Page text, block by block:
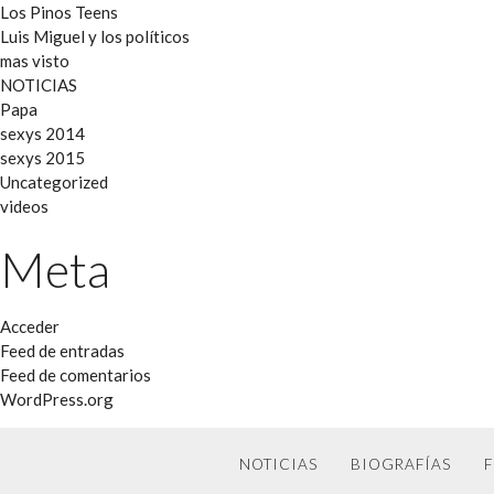
Los Pinos Teens
Luis Miguel y los políticos
mas visto
NOTICIAS
Papa
sexys 2014
sexys 2015
Uncategorized
videos
Meta
Acceder
Feed de entradas
Feed de comentarios
WordPress.org
NOTICIAS BIOGRAFÍAS